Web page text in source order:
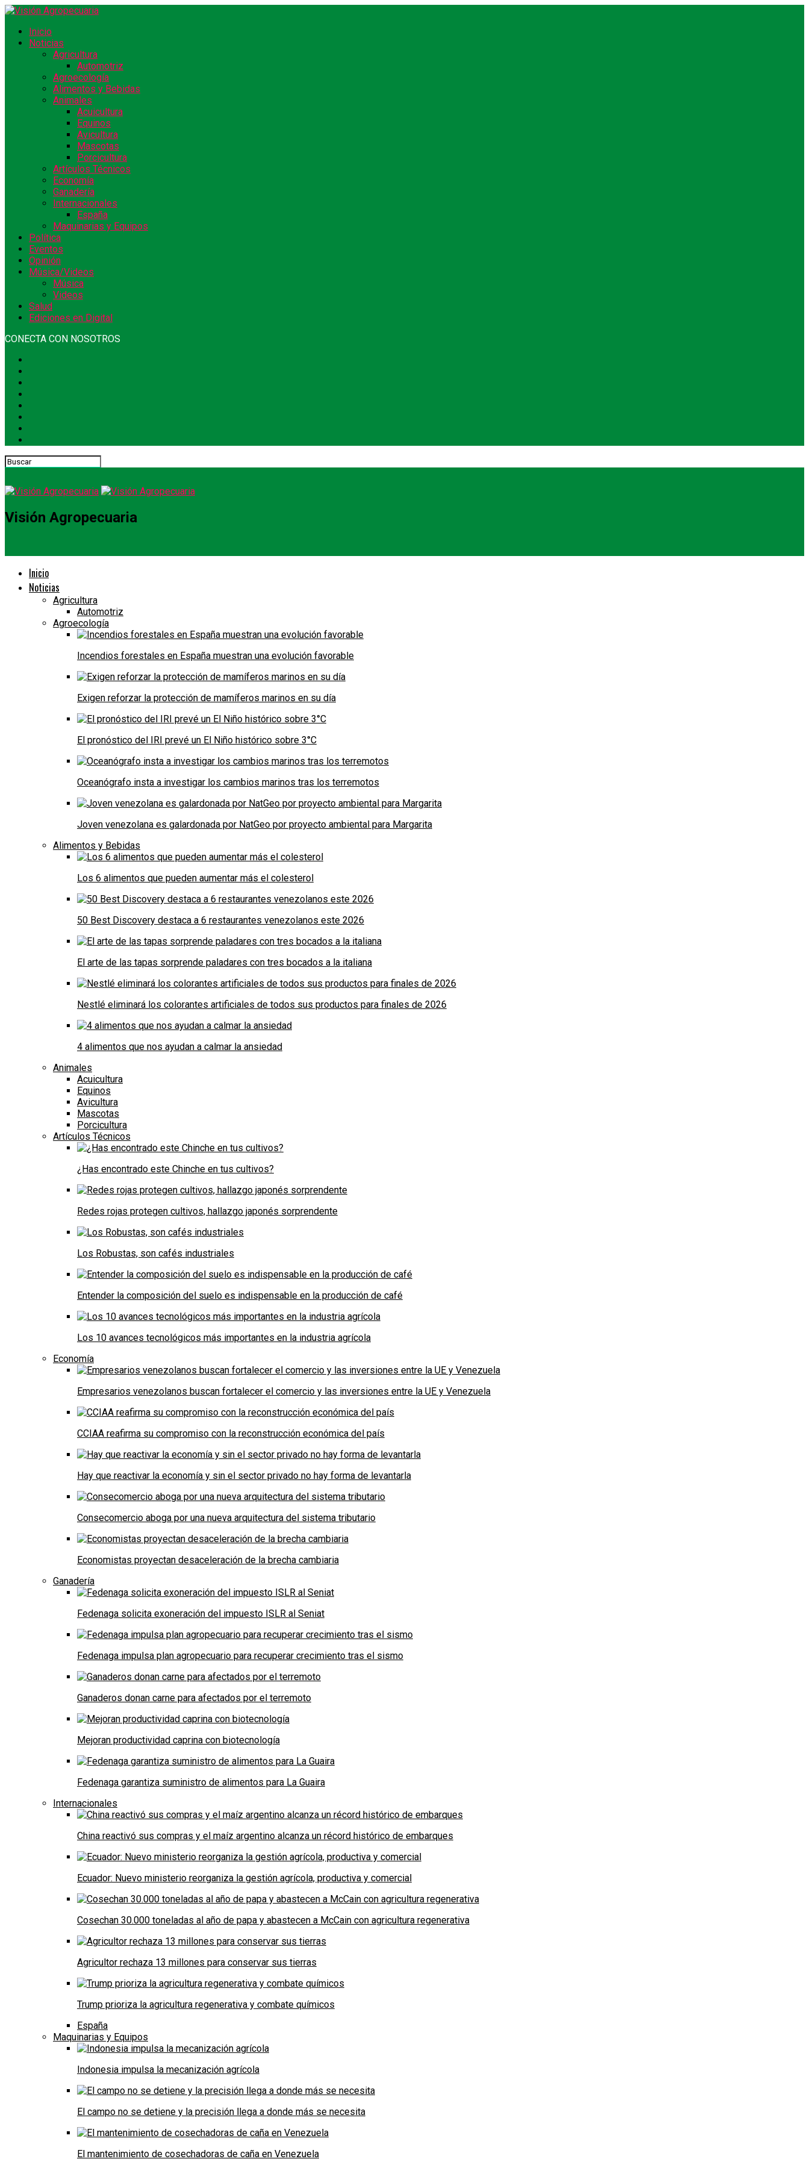
Inicio
Noticias
Agricultura
Automotriz
Agroecología
Alimentos y Bebidas
Animales
Acuicultura
Equinos
Avicultura
Mascotas
Porcicultura
Artículos Técnicos
Economía
Ganadería
Internacionales
España
Maquinarias y Equipos
Política
Eventos
Opinión
Música/Videos
Música
Videos
Salud
Ediciones en Digital
CONECTA CON NOSOTROS
Visión Agropecuaria
Inicio
Noticias
Agricultura
Automotriz
Agroecología
Incendios forestales en España muestran una evolución favorable
Exigen reforzar la protección de mamíferos marinos en su día
El pronóstico del IRI prevé un El Niño histórico sobre 3°C
Oceanógrafo insta a investigar los cambios marinos tras los terremotos
Joven venezolana es galardonada por NatGeo por proyecto ambiental para Margarita
Alimentos y Bebidas
Los 6 alimentos que pueden aumentar más el colesterol
50 Best Discovery destaca a 6 restaurantes venezolanos este 2026
El arte de las tapas sorprende paladares con tres bocados a la italiana
Nestlé eliminará los colorantes artificiales de todos sus productos para finales de 2026
4 alimentos que nos ayudan a calmar la ansiedad
Animales
Acuicultura
Equinos
Avicultura
Mascotas
Porcicultura
Artículos Técnicos
¿Has encontrado este Chinche en tus cultivos?
Redes rojas protegen cultivos, hallazgo japonés sorprendente
Los Robustas, son cafés industriales
Entender la composición del suelo es indispensable en la producción de café
Los 10 avances tecnológicos más importantes en la industria agrícola
Economía
Empresarios venezolanos buscan fortalecer el comercio y las inversiones entre la UE y Venezuela
CCIAA reafirma su compromiso con la reconstrucción económica del país
Hay que reactivar la economía y sin el sector privado no hay forma de levantarla
Consecomercio aboga por una nueva arquitectura del sistema tributario
Economistas proyectan desaceleración de la brecha cambiaria
Ganadería
Fedenaga solicita exoneración del impuesto ISLR al Seniat
Fedenaga impulsa plan agropecuario para recuperar crecimiento tras el sismo
Ganaderos donan carne para afectados por el terremoto
Mejoran productividad caprina con biotecnología
Fedenaga garantiza suministro de alimentos para La Guaira
Internacionales
China reactivó sus compras y el maíz argentino alcanza un récord histórico de embarques
Ecuador: Nuevo ministerio reorganiza la gestión agrícola, productiva y comercial
Cosechan 30.000 toneladas al año de papa y abastecen a McCain con agricultura regenerativa
Agricultor rechaza 13 millones para conservar sus tierras
Trump prioriza la agricultura regenerativa y combate químicos
España
Maquinarias y Equipos
Indonesia impulsa la mecanización agrícola
El campo no se detiene y la precisión llega a donde más se necesita
El mantenimiento de cosechadoras de caña en Venezuela